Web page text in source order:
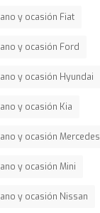
y ocasión Fiat
y ocasión Ford
y ocasión Hyundai
y ocasión Kia
y ocasión Mercedes
y ocasión Mini
y ocasión Nissan